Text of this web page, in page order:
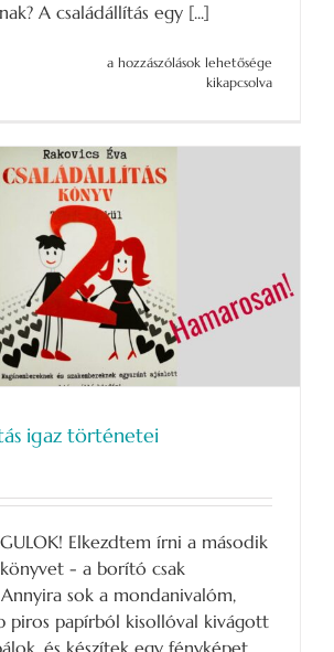
A családállítás egy [...]
„Ha
a
jövőd.”
bejegyzéshez
a hozzászólások lehetősége
kikapcsolva
igaz történetei
Elkezdtem írni a második
- a borító csak
sok a mondanivalóm,
piros papírból kisollóval kivágott